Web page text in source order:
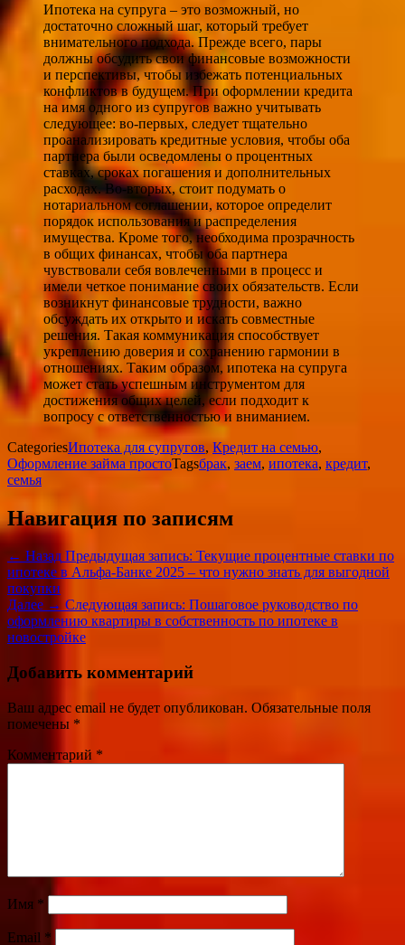
Ипотека на супруга – это возможный, но
достаточно сложный шаг, который требует
внимательного подхода. Прежде всего, пары
должны обсудить свои финансовые возможности
и перспективы, чтобы избежать потенциальных
конфликтов в будущем. При оформлении кредита
на имя одного из супругов важно учитывать
следующее: во-первых, следует тщательно
проанализировать кредитные условия, чтобы оба
партнера были осведомлены о процентных
ставках, сроках погашения и дополнительных
расходах. Во-вторых, стоит подумать о
нотариальном соглашении, которое определит
порядок использования и распределения
имущества. Кроме того, необходима прозрачность
в общих финансах, чтобы оба партнера
чувствовали себя вовлеченными в процесс и
имели четкое понимание своих обязательств. Если
возникнут финансовые трудности, важно
обсуждать их открыто и искать совместные
решения. Такая коммуникация способствует
укреплению доверия и сохранению гармонии в
отношениях. Таким образом, ипотека на супруга
может стать успешным инструментом для
достижения общих целей, если подходит к
вопросу с ответственностью и вниманием.
CategoriesИпотека для супругов, Кредит на семью,
Оформление займа простоTagsбрак, заем, ипотека, кредит,
семья
Навигация по записям
← Назад Предыдущая запись: Текущие процентные ставки по
ипотеке в Альфа-Банке 2025 – что нужно знать для выгодной
покупки
Далее → Следующая запись: Пошаговое руководство по
оформлению квартиры в собственность по ипотеке в
новостройке
Добавить комментарий
Ваш адрес email не будет опубликован. Обязательные поля
помечены *
Комментарий *
Имя *
Email *